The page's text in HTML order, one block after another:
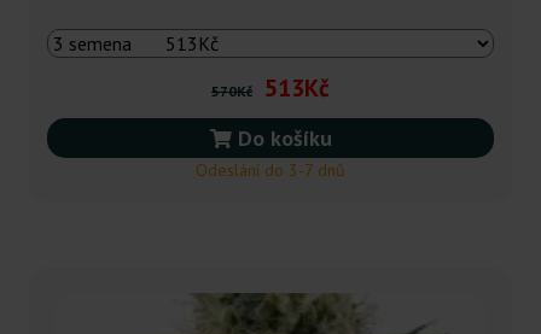
570Kč 513Kč
Do košíku
Odeslání do 3-7 dnů